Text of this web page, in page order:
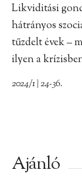
Likviditási
hátrányos
tűzdelt évek –
ilyen a
2024/1 | 24-36.
Ajánló